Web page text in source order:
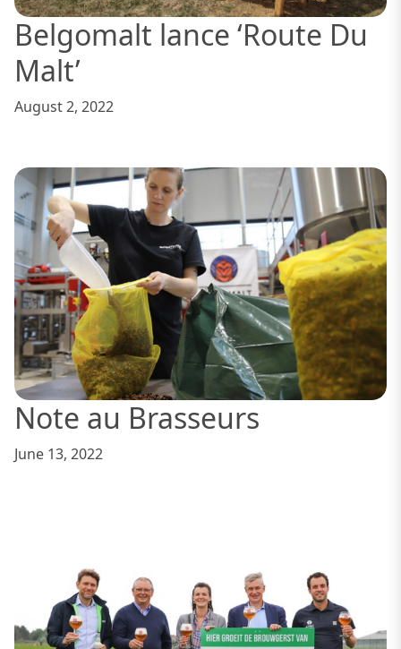
Belgomalt lance ‘Route Du
Malt’
August 2, 2022
Note au Brasseurs
June 13, 2022